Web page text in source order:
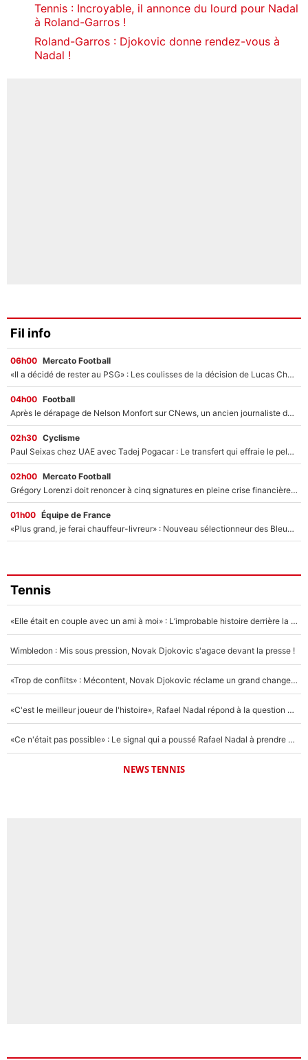
Tennis : Incroyable, il annonce du lourd pour Nadal
à Roland-Garros !
Roland-Garros : Djokovic donne rendez-vous à
Nadal !
Fil info
06h00 Mercato Football
«Il a décidé de rester au PSG» : Les coulisses de la décision de Lucas Chevalier pour son transfert
04h00 Football
Après le dérapage de Nelson Monfort sur CNews, un ancien journaliste de France Télévisions relance la polémique sur les incendies en Gironde
02h30 Cyclisme
Paul Seixas chez UAE avec Tadej Pogacar : Le transfert qui effraie le peloton, «c’est la pire des choses qui puisse arriver»
02h00 Mercato Football
Grégory Lorenzi doit renoncer à cinq signatures en pleine crise financière : L’IA propose sept noms à l’OM pour un mercato réussi... à seulement 5M€ !
01h00 Équipe de France
«Plus grand, je ferai chauffeur-livreur» : Nouveau sélectionneur des Bleus, Zinédine Zidane s’était imaginé un avenir très différent lorsqu'il était enfant
Tennis
«Elle était en couple avec un ami à moi» : L’improbable histoire derrière la «seule relation longue» de Novak Djokovic
Wimbledon : Mis sous pression, Novak Djokovic s'agace devant la presse !
«Trop de conflits» : Mécontent, Novak Djokovic réclame un grand changement !
«C'est le meilleur joueur de l'histoire», Rafael Nadal répond à la question que tout le monde se pose !
«Ce n'était pas possible» : Le signal qui a poussé Rafael Nadal à prendre sa retraite !
NEWS TENNIS